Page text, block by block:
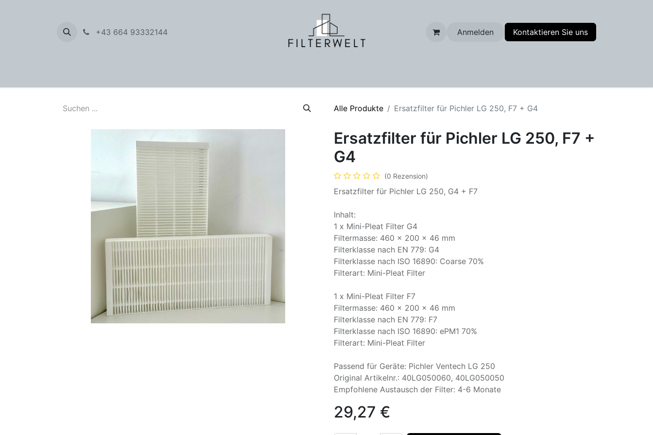
+43 664 93332144 Anmelden Kontaktieren Sie uns
Alle Produkte Ersatzfilter für Pichler LG 250, F7 + G4
Ersatzfilter für Pichler LG 250, F7 +
G4
(0 Rezension)
Ersatzfilter für Pichler LG 250, G4 + F7
Inhalt:
1 x Mini-Pleat Filter G4
Filtermasse: 460 x 200 x 46 mm
Filterklasse nach EN 779: G4
Filterklasse nach ISO 16890: Coarse 70%
Filterart: Mini-Pleat Filter
1 x Mini-Pleat Filter F7
Filtermasse: 460 x 200 x 46 mm
Filterklasse nach EN 779: F7
Filterklasse nach ISO 16890: ePM1 70%
Filterart: Mini-Pleat Filter
Passend für Geräte: Pichler Ventech LG 250
Original Artikelnr.: 40LG050060, 40LG050050
Empfohlene Austausch der Filter: 4-6 Monate
29,27 €